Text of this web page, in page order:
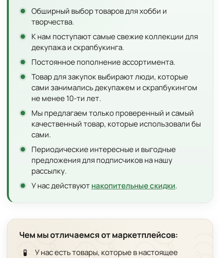
Обширный выбор товаров для хобби и
творчества.
К нам поступают самые свежие коллекции для
декупажа и скрапбукинга.
Постоянное пополнение ассортимента.
Товар для закупок выбирают люди, которые
сами занимались декупажем и скрапбукингом
не менее 10-ти лет.
Мы предлагаем только проверенный и самый
качественный товар, которые использовали бы
сами.
Периодические интересные и выгодные
предложения для подписчиков на нашу
рассылку.
У нас действуютнакопительные скидки.
Чем мы отличаемся от маркетплейсов:
🧪
У нас есть товары, которые в настоящее